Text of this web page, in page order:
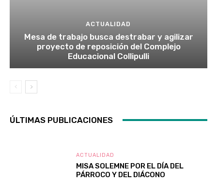
ACTUALIDAD
Mesa de trabajo busca destrabar y agilizar
proyecto de reposición del Complejo
Educacional Collipulli
ÚLTIMAS PUBLICACIONES
ACTUALIDAD
MISA SOLEMNE POR EL DÍA DEL
PÁRROCO Y DEL DIÁCONO